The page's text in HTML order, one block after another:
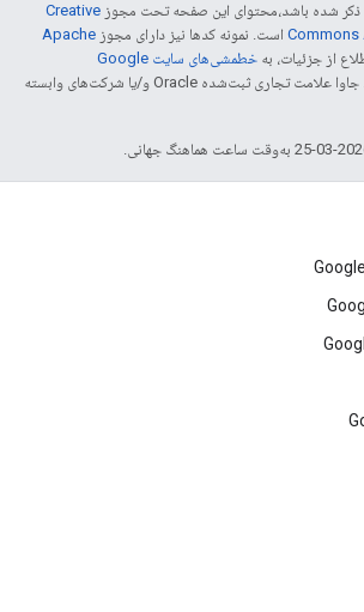
ذکر شده باشد،‌محتوای این صفحه تحت مجوز Creative
Commons است. نمونه کدها نیز دارای مجوز Apache
از جزئیات، به
خطمشی‌های سایت Google
مراجعه کنید. جاوا علامت تجاری ثبت‌شده Oracle و/یا شرکت‌های وابسته